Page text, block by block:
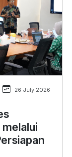
26 July 2026